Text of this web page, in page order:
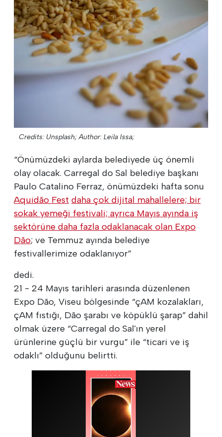
Credits: Unsplash; Author: Leila Issa;
“Önümüzdeki aylarda belediyede üç önemli
olay olacak. Carregal do Sal belediye başkanı
Paulo Catalino Ferraz, önümüzdeki hafta sonu
Aquidão Fest daha çok dijital mahallelere; bir
sokak yemeği festivali; ayrıca Mayıs ayında iş
sektörüne daha fazla odaklanacak olan Expo
Dão; ve Temmuz ayında belediye
festivallerimize odaklanıyor”
dedi.
21 - 24 Mayıs tarihleri arasında düzenlenen
Expo Dão, Viseu bölgesinde “çAM kozalakları,
çAM fıstığı, Dão şarabı ve köpüklü şarap” dahil
olmak üzere “Carregal do Sal'ın yerel
ürünlerine güçlü bir vurgu” ile “ticari ve iş
odaklı” olduğunu belirtti.